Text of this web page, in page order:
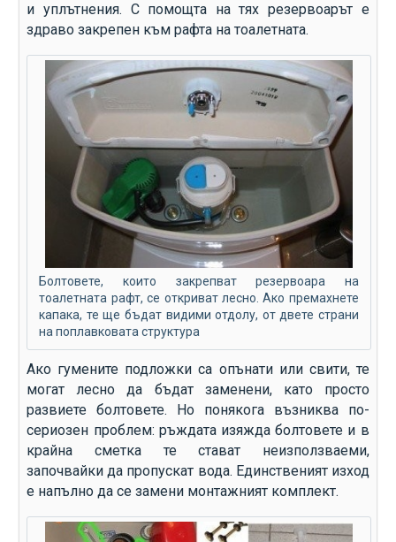
и уплътнения. С помощта на тях резервоарът е
здраво закрепен към рафта на тоалетната.
Болтовете, които закрепват резервоара на
тоалетната рафт, се откриват лесно. Ако премахнете
капака, те ще бъдат видими отдолу, от двете страни
на поплавковата структура
Ако гумените подложки са опънати или свити, те
могат лесно да бъдат заменени, като просто
развиете болтовете. Но понякога възниква по-
сериозен проблем: ръждата изяжда болтовете и в
крайна сметка те стават неизползваеми,
започвайки да пропускат вода. Единственият изход
е напълно да се замени монтажният комплект.